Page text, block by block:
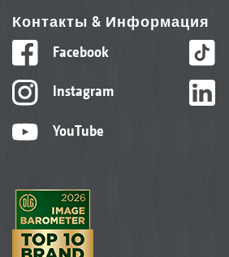
Контакты & Информация
Facebook
Instagram
YouTube